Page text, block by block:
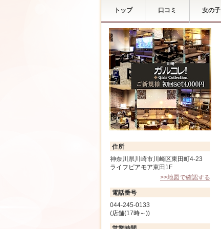
トップ 口コミ 女の子
住所
神奈川県川崎市川崎区東田町4-23
ライフピアモア東田1F
>>地図で確認する
電話番号
044-245-0133
(店舗(17時～))